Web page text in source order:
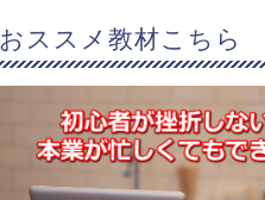
おススメ教材こちら